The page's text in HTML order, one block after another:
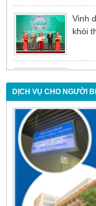
Vinh
khói
Đừng
chậm
Nội
cho
DỊCH VỤ CHO NGƯỜI